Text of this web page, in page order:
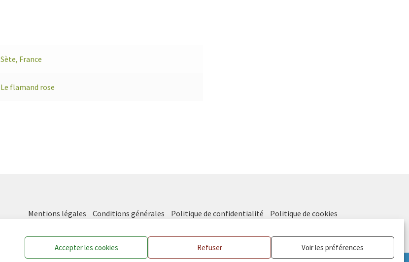
Accepter les cookies Refuser Voir les préférences
Sète, France
Le flamand rose
Mentions légales Conditions générales Politique de confidentialité Politique de cookies